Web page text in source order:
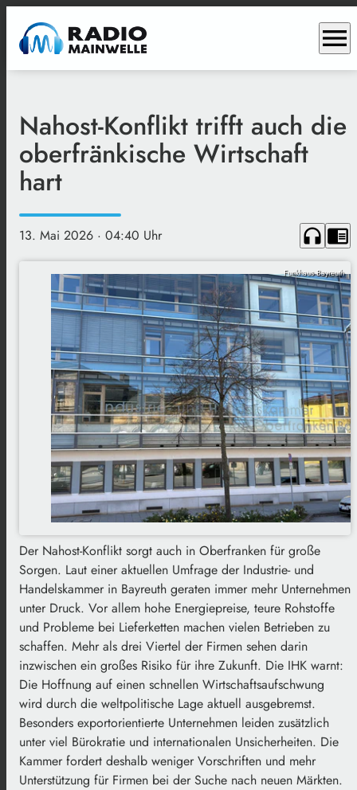
menu
Nahost-Konflikt trifft auch die
oberfränkische Wirtschaft
hart
13. Mai 2026 · 04:40 Uhr headphones chrome_reader_mode
Funkhaus Bayreuth
Der Nahost-Konflikt sorgt auch in Oberfranken für große
Sorgen. Laut einer aktuellen Umfrage der Industrie- und
Handelskammer in Bayreuth geraten immer mehr Unternehmen
unter Druck. Vor allem hohe Energiepreise, teure Rohstoffe
und Probleme bei Lieferketten machen vielen Betrieben zu
schaffen. Mehr als drei Viertel der Firmen sehen darin
inzwischen ein großes Risiko für ihre Zukunft. Die IHK warnt:
Die Hoffnung auf einen schnellen Wirtschaftsaufschwung
wird durch die weltpolitische Lage aktuell ausgebremst.
Besonders exportorientierte Unternehmen leiden zusätzlich
unter viel Bürokratie und internationalen Unsicherheiten. Die
Kammer fordert deshalb weniger Vorschriften und mehr
Unterstützung für Firmen bei der Suche nach neuen Märkten.